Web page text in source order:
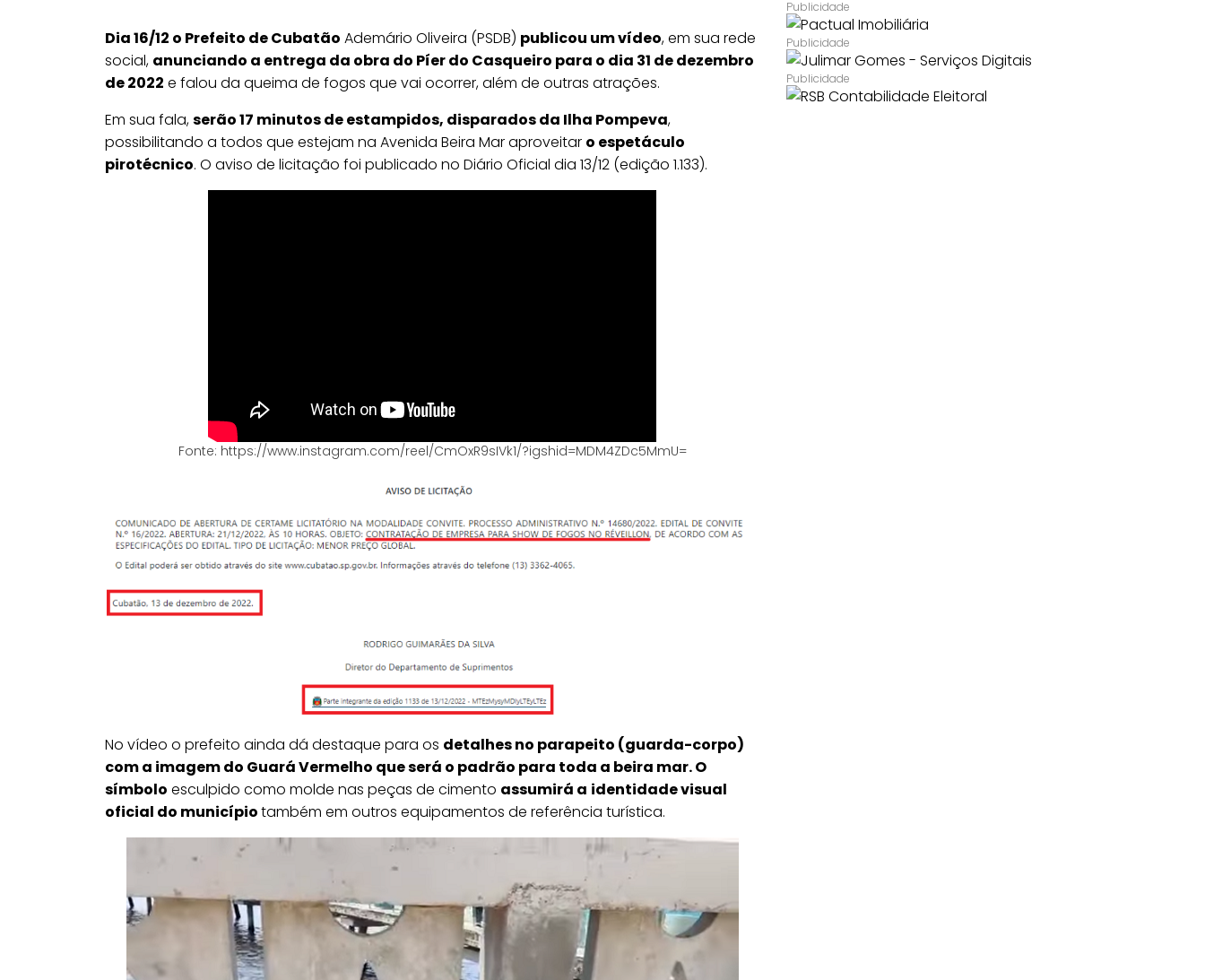
Dia 16/12 o Prefeito de Cubatão Ademário Oliveira (PSDB) publicou um vídeo, em sua rede
social, anunciando a entrega da obra do Píer do Casqueiro para o dia 31 de dezembro
de 2022 e falou da queima de fogos que vai ocorrer, além de outras atrações.
Em sua fala,serão 17 minutos de estampidos, disparados da Ilha Pompeva,
possibilitando a todos que estejam na Avenida Beira Mar aproveitar o espetáculo
pirotécnico. O aviso de licitação foi publicado no Diário Oficial dia 13/12 (edição 1.133).
Fonte: https://www.instagram.com/reel/CmOxR9sIVk1/?igshid=MDM4ZDc5MmU=
No vídeo o prefeito ainda dá destaque para os detalhes no parapeito (guarda-corpo)
com a imagem do Guará Vermelho que será o padrão para toda a beira mar. O
símbolo esculpido como molde nas peças de cimento assumirá a identidade visual
oficial do municípiotambém em outros equipamentos de referência turística.